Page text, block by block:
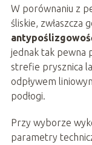
W porównaniu z
śliskie, zwłaszcza
jednak tak pewna
strefie prysznica
odpływem
podłogi.
Przy wyborze
parametry